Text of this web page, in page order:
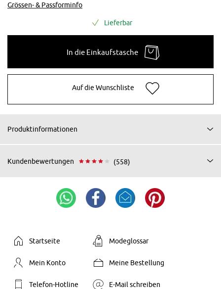
Grössen- & Passforminfo
Lieferbar
In die Einkaufstasche
Auf die Wunschliste
Produktinformationen
Kundenbewertungen (558)
Startseite Modeglossar
Mein Konto Meine Bestellung
Telefon-Hotline E-Mail schreiben